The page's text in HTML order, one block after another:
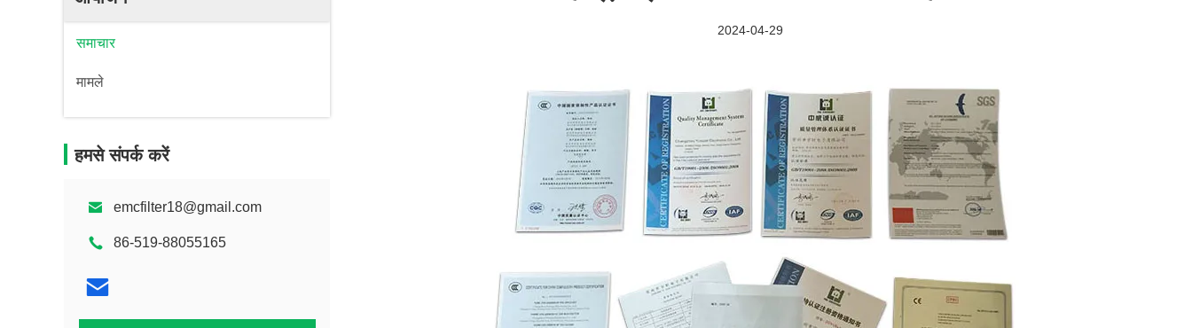
समाचार
मामले
हमसे संपर्क करें
emcfilter18@gmail.com
86-519-88055165
2024-04-29